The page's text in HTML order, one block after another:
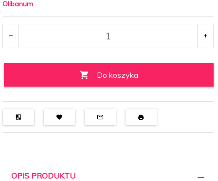
Olibanum
Do koszyka
OPIS PRODUKTU